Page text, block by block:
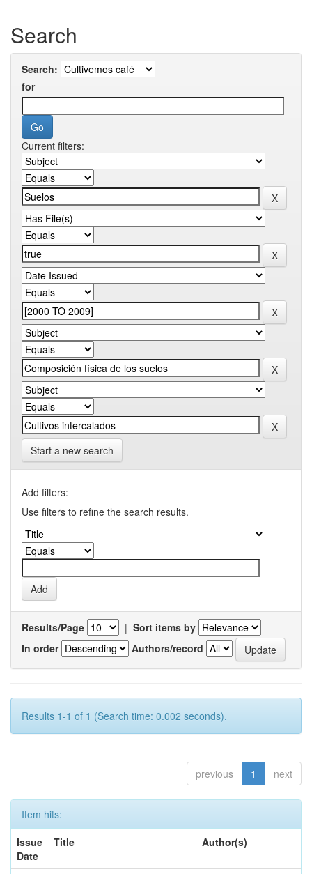
Search
Search:
for
Current filters:
Start a new search
Add filters:
Use filters to refine the search results.
Results/Page | Sort items by
In order
Authors/record
Results 1-1 of 1 (Search time: 0.002 seconds).
previous 1 next
Item hits:
Issue
Date
Title Author(s)